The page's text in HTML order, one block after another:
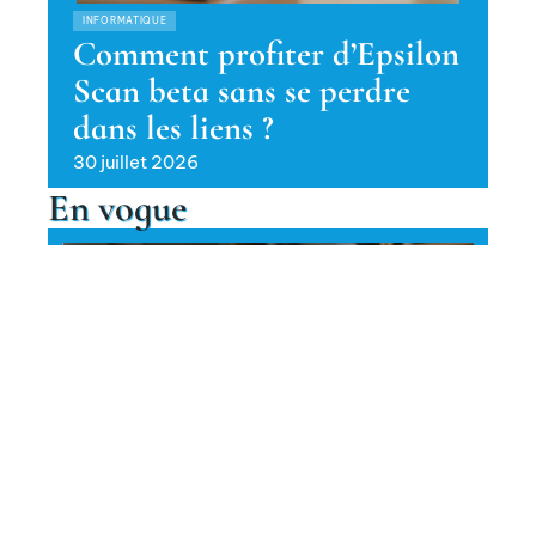
INFORMATIQUE
Comment profiter d’Epsilon
Scan beta sans se perdre
dans les liens ?
30 juillet 2026
En vogue